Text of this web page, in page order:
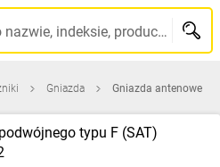
Szukaj po nazwie, indeksie, producencie, kodzie kreskowym...
Gniazda Gniazda antenowe
typu F (SAT)